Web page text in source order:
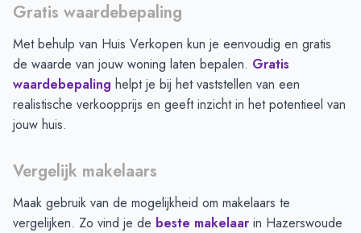
Gratis waardebepaling
Met behulp van Huis Verkopen kun je eenvoudig en gratis
de waarde van jouw woning laten bepalen. Gratis
waardebepaling helpt je bij het vaststellen van een
realistische verkoopprijs en geeft inzicht in het potentieel van
jouw huis.
Vergelijk makelaars
Maak gebruik van de mogelijkheid om makelaars te
vergelijken. Zo vind je de beste makelaar in Hazerswoude